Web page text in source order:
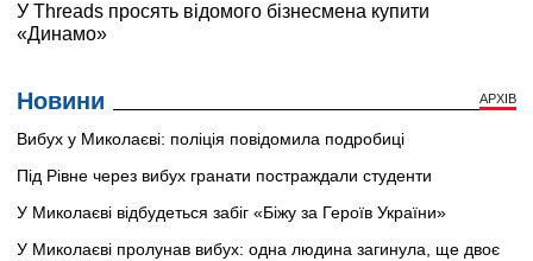
Новини АРХІВ
Вибух у Миколаєві: поліція повідомила подробиці
Під Рівне через вибух гранати постраждали студенти
У Миколаєві відбудеться забіг «Біжу за Героїв України»
У Миколаєві пролунав вибух: одна людина загинула, ще двоє